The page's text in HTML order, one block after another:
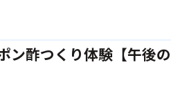
ン酢つくり体験【午後